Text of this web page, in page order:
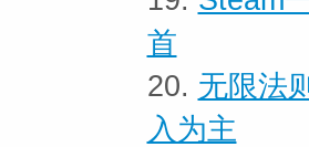
首
20. 无限法
入为主